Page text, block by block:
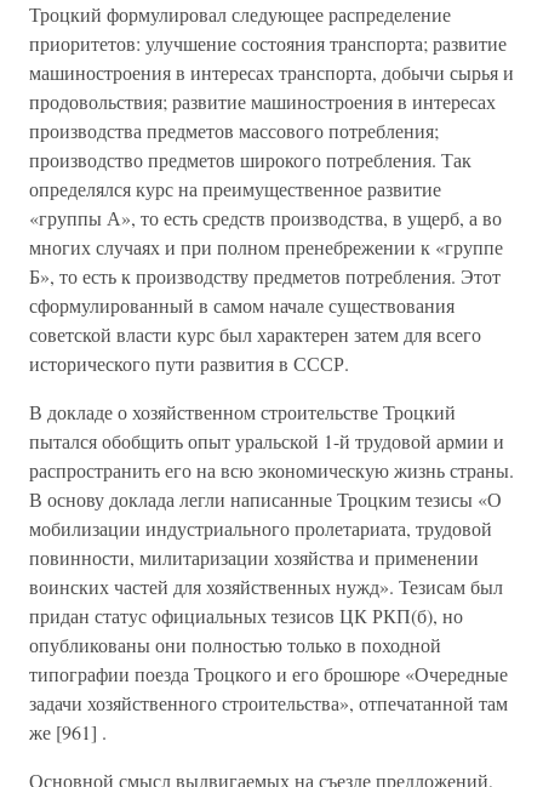
Троцкий формулировал следующее распределение
приоритетов: улучшение состояния транспорта; развитие
машиностроения в интересах транспорта, добычи сырья и
продовольствия; развитие машиностроения в интересах
производства предметов массового потребления;
производство предметов широкого потребления. Так
определялся курс на преимущественное развитие
«группы А», то есть средств производства, в ущерб, а во
многих случаях и при полном пренебрежении к «группе
Б», то есть к производству предметов потребления. Этот
сформулированный в самом начале существования
советской власти курс был характерен затем для всего
исторического пути развития в СССР.
В докладе о хозяйственном строительстве Троцкий
пытался обобщить опыт уральской 1-й трудовой армии и
распространить его на всю экономическую жизнь страны.
В основу доклада легли написанные Троцким тезисы «О
мобилизации индустриального пролетариата, трудовой
повинности, милитаризации хозяйства и применении
воинских частей для хозяйственных нужд». Тезисам был
придан статус официальных тезисов ЦК РКП(б), но
опубликованы они полностью только в походной
типографии поезда Троцкого и его брошюре «Очередные
задачи хозяйственного строительства», отпечатанной там
же [961] .
Основной смысл выдвигаемых на съезде предложений,